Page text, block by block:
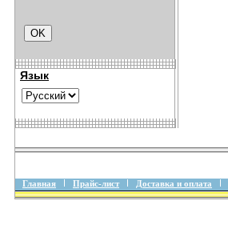
Язык
Главная Прайс-лист Доставка и оплата